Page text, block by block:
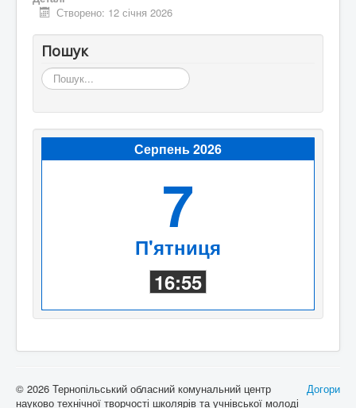
Створено: 12 січня 2026
Пошук
Пошук...
Серпень 2026
7
П'ятниця
16:55
Догори
© 2026 Тернопільський обласний комунальний центр
науково технічної творчості школярів та учнівської молоді